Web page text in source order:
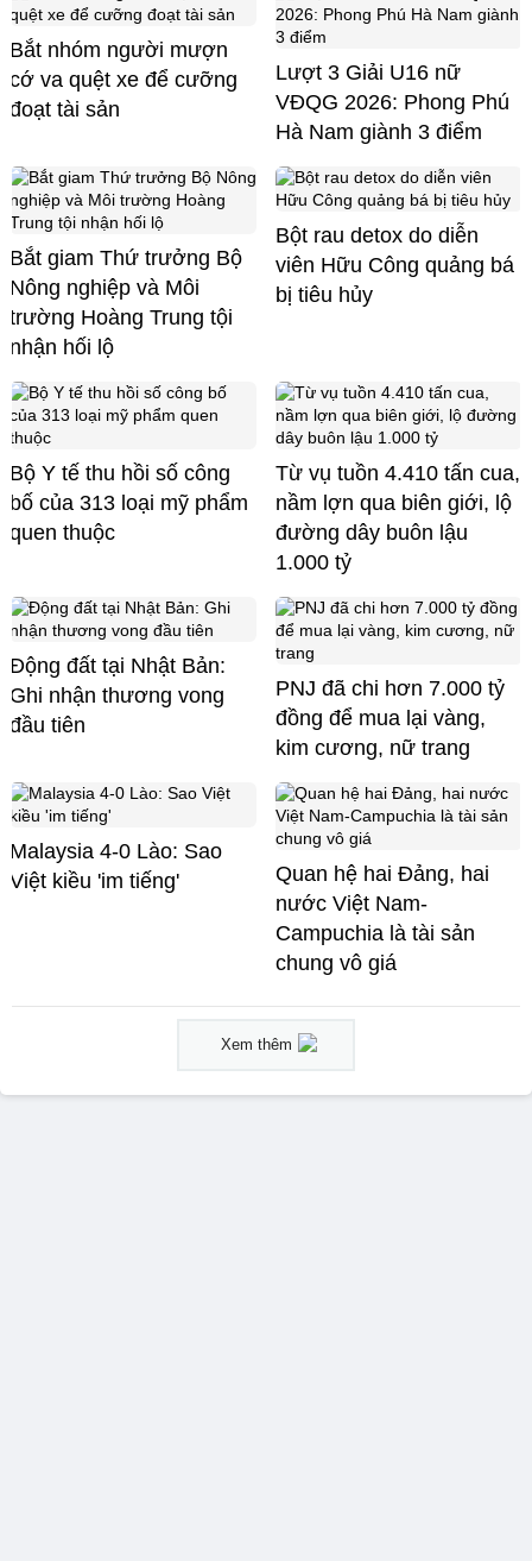
Bắt nhóm người mượn
cớ va quệt xe để cưỡng
đoạt tài sản
Lượt 3 Giải U16 nữ
VĐQG 2026: Phong Phú
Hà Nam giành 3 điểm
Bắt giam Thứ trưởng Bộ
Nông nghiệp và Môi
trường Hoàng Trung tội
nhận hối lộ
Bột rau detox do diễn
viên Hữu Công quảng bá
bị tiêu hủy
Bộ Y tế thu hồi số công
bố của 313 loại mỹ phẩm
quen thuộc
Từ vụ tuồn 4.410 tấn cua,
nầm lợn qua biên giới, lộ
đường dây buôn lậu
1.000 tỷ
Động đất tại Nhật Bản:
Ghi nhận thương vong
đầu tiên
PNJ đã chi hơn 7.000 tỷ
đồng để mua lại vàng,
kim cương, nữ trang
Malaysia 4-0 Lào: Sao
Việt kiều 'im tiếng'
Quan hệ hai Đảng, hai
nước Việt Nam-
Campuchia là tài sản
chung vô giá ​
Xem thêm